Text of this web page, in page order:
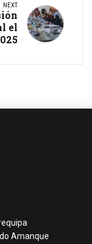
NEXT
el
Amanque